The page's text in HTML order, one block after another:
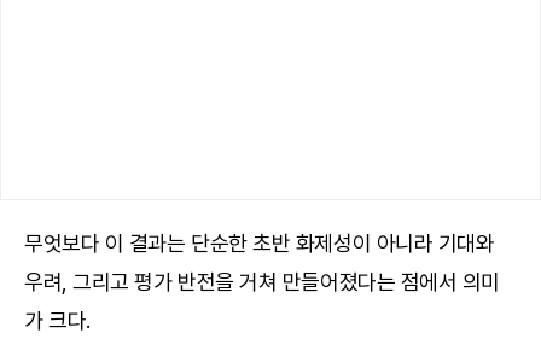
무엇보다 이 결과는 단순한 초반 화제성이 아니라 기대와
우려, 그리고 평가 반전을 거쳐 만들어졌다는 점에서 의미
가 크다.